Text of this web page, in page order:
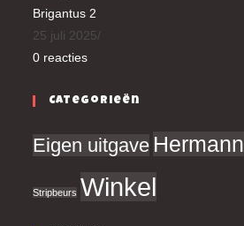
Brigantus 2
25 juli 2025/
0 reacties
Categorieën
Eigen uitgave Hermann
Stripbeurs Winkel